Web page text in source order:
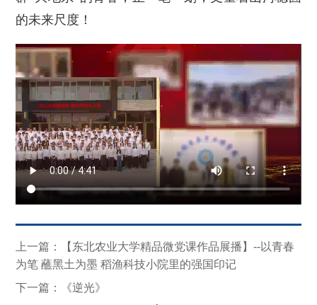
的未来尺度！
上一篇：【东北农业大学精品微党课作品展播】--以青春
为笔 蘸黑土为墨 稻渔科技小院里的强国印记
下一篇：《逆光》